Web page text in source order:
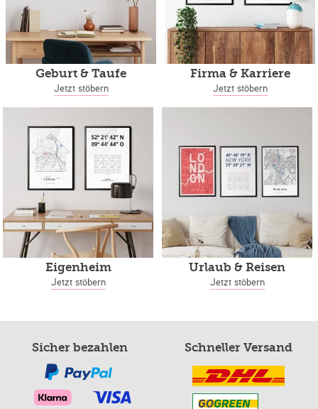
Geburt & Taufe
Jetzt stöbern
Firma & Karriere
Jetzt stöbern
Eigenheim
Jetzt stöbern
Urlaub & Reisen
Jetzt stöbern
Sicher bezahlen Schneller Versand